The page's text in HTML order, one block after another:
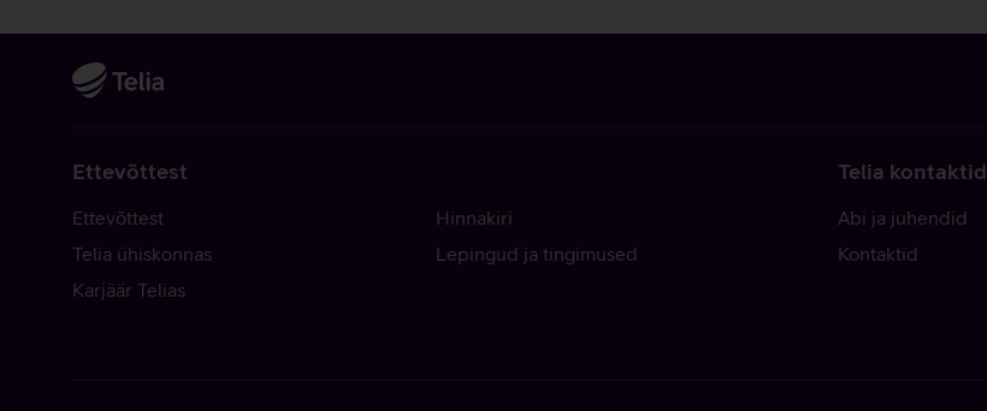
Ettevõttest
Ettevõttest
Telia ühiskonnas
Karjäär Telias
Hinnakiri
Lepingud ja tingimused
Telia kontaktid
Abi ja juhendid
Kontaktid